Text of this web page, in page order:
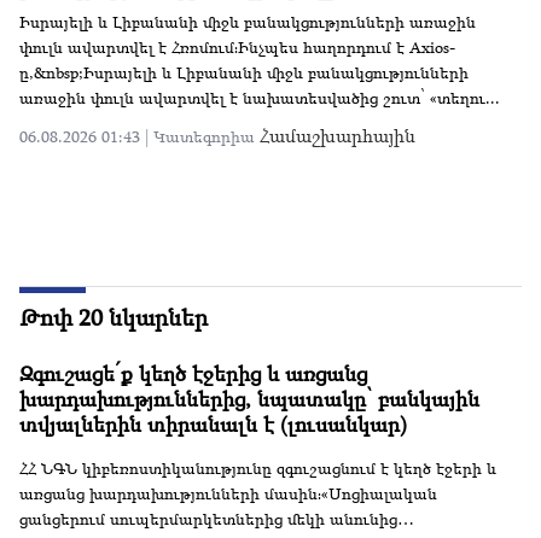
Սպանություն՝ ուղիղ եթերում
Մեքսիկացի TikTok-յան ինֆլուենսեր Սեսար Գաստելումը
սպանվել է ուղիղ եթերի ընթացքում՝ Սինալոա նահանգի
Կուլիական քաղաքում գտնվող արագ սննդի ռեստորանի մոտ։
Դեպքի մասին հայտնել են տեղական իշխանությունները։Մ...
Թոփ 20 նկարներ
Զգուշացե՛ք կեղծ էջերից և առցանց
խարդախություններից, նպատակը՝ բանկային
տվյալներին տիրանալն է (լուսանկար)
ՀՀ ՆԳՆ կիբեռոստիկանությունը զգուշացնում է կեղծ էջերի և
առցանց խարդախությունների մասին։«Սոցիալական
ցանցերում սուպերմարկետներից մեկի անունից